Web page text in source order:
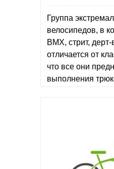
Группа
велосипедов, в
BMX, стрит,
отличается от
что все они
выполнения